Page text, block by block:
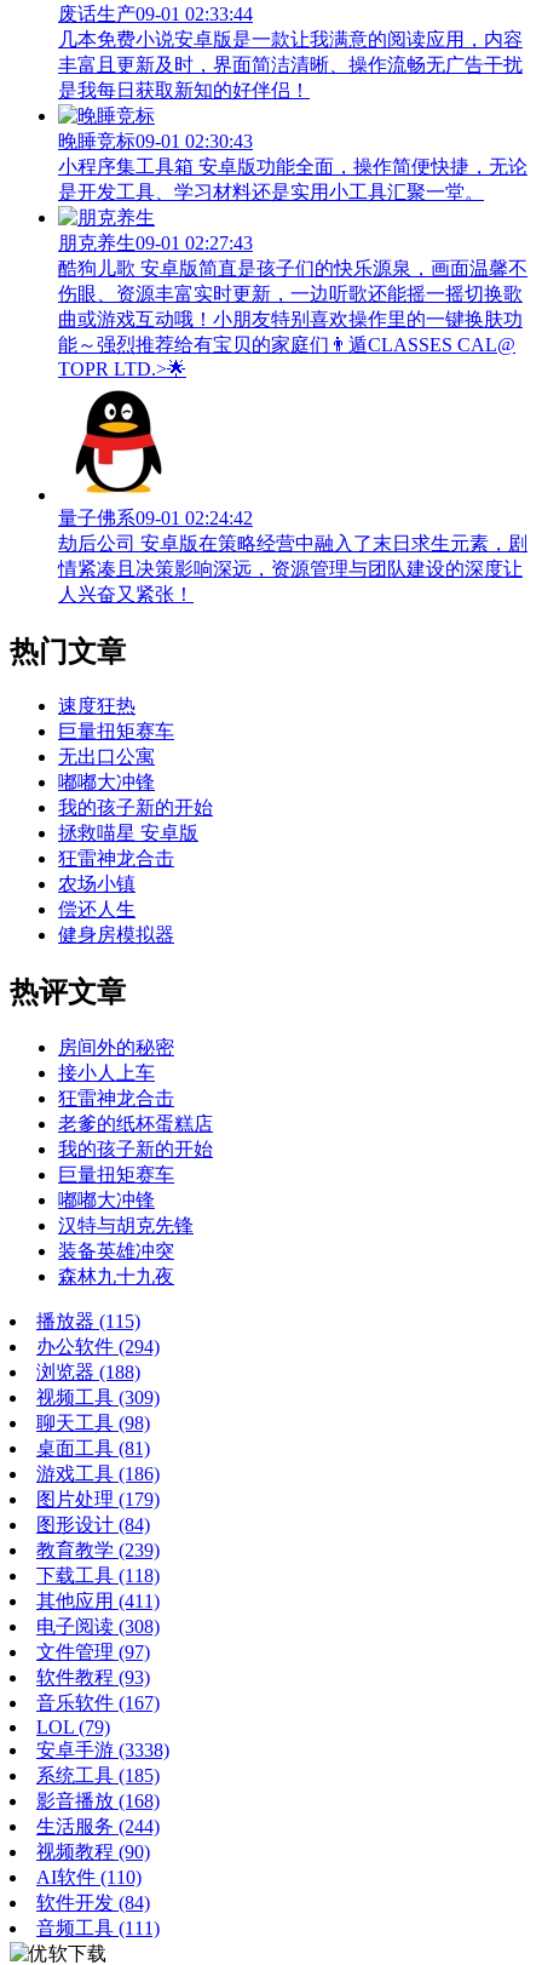
废话生产09-01 02:33:44
几本免费小说安卓版是一款让我满意的阅读应用，内容
丰富且更新及时，界面简洁清晰、操作流畅无广告干扰
是我每日获取新知的好伴侣！
晚睡竞标09-01 02:30:43
小程序集工具箱 安卓版功能全面，操作简便快捷，无论
是开发工具、学习材料还是实用小工具汇聚一堂。
朋克养生09-01 02:27:43
酷狗儿歌 安卓版简直是孩子们的快乐源泉，画面温馨不
伤眼、资源丰富实时更新，一边听歌还能摇一摇切换歌
曲或游戏互动哦！小朋友特别喜欢操作里的一键换肤功
能～强烈推荐给有宝贝的家庭们👨‍遁️CLASSES CAL@
TOPR LTD.>🌟
量子佛系09-01 02:24:42
劫后公司 安卓版在策略经营中融入了末日求生元素，剧
情紧凑且决策影响深远，资源管理与团队建设的深度让
人兴奋又紧张！
热门文章
速度狂热
巨量扭矩赛车
无出口公寓
嘟嘟大冲锋
我的孩子新的开始
拯救喵星 安卓版
狂雷神龙合击
农场小镇
偿还人生
健身房模拟器
热评文章
房间外的秘密
接小人上车
狂雷神龙合击
老爹的纸杯蛋糕店
我的孩子新的开始
巨量扭矩赛车
嘟嘟大冲锋
汉特与胡克先锋
装备英雄冲突
森林九十九夜
播放器 (115)
办公软件 (294)
浏览器 (188)
视频工具 (309)
聊天工具 (98)
桌面工具 (81)
游戏工具 (186)
图片处理 (179)
图形设计 (84)
教育教学 (239)
下载工具 (118)
其他应用 (411)
电子阅读 (308)
文件管理 (97)
软件教程 (93)
音乐软件 (167)
LOL (79)
安卓手游 (3338)
系统工具 (185)
影音播放 (168)
生活服务 (244)
视频教程 (90)
AI软件 (110)
软件开发 (84)
音频工具 (111)